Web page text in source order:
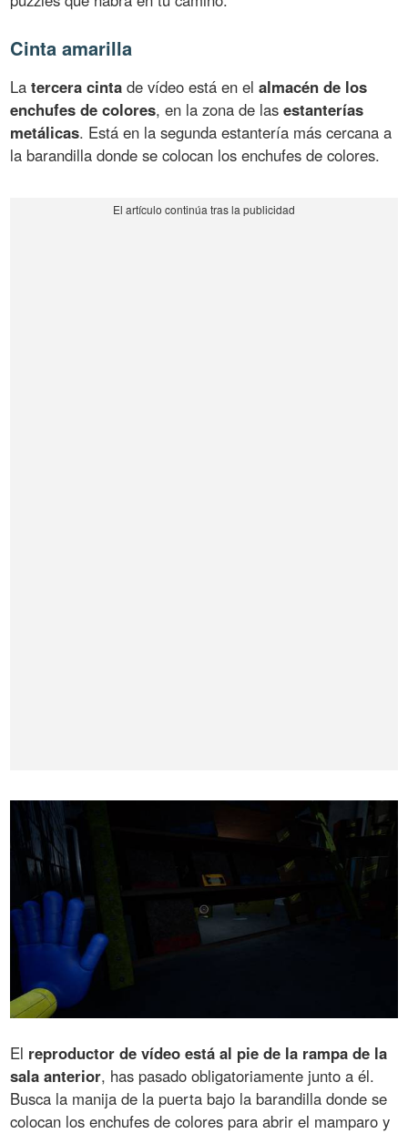
Cinta amarilla
Latercera cinta de vídeo está en elalmacén de los
enchufes de colores, en la zona de lasestanterías
metálicas. Está en la segunda estantería más cercana a
la barandilla donde se colocan los enchufes de colores.
El reproductor de vídeo está al pie de la rampa de la
sala anterior, has pasado obligatoriamente junto a él.
Busca la manija de la puerta bajo la barandilla donde se
colocan los enchufes de colores para abrir el mamparo y